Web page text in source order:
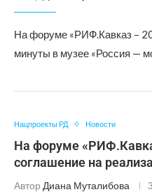
На форуме «РИФ.Кавказ –
минуты в музее «Россия —
Нацпроекты РД Новости
На форуме
соглашение на
Автор Диана Муталибова